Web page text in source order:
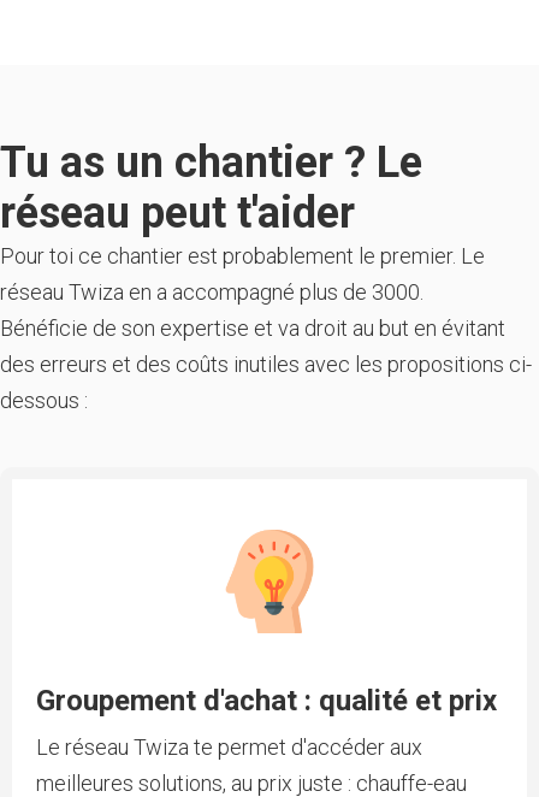
Tu as un chantier ? Le
réseau peut t'aider
Pour toi ce chantier est probablement le premier. Le
réseau Twiza en a accompagné plus de 3000.
Bénéficie de son expertise et va droit au but en évitant
des erreurs et des coûts inutiles avec les propositions ci-
dessous :
Groupement d'achat : qualité et prix
Le réseau Twiza te permet d'accéder aux
meilleures solutions, au prix juste : chauffe-eau